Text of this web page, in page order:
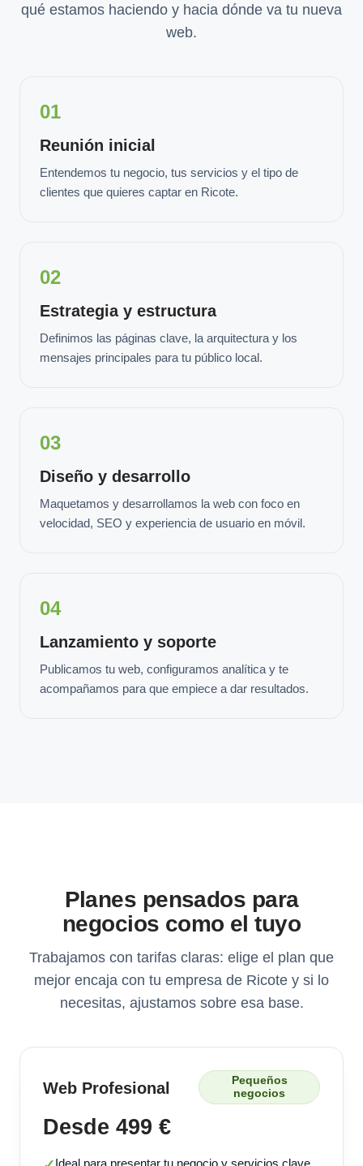
qué estamos haciendo y hacia dónde va tu nueva
web.
01
Reunión inicial
Entendemos tu negocio, tus servicios y el tipo de
clientes que quieres captar en Ricote.
02
Estrategia y estructura
Definimos las páginas clave, la arquitectura y los
mensajes principales para tu público local.
03
Diseño y desarrollo
Maquetamos y desarrollamos la web con foco en
velocidad, SEO y experiencia de usuario en móvil.
04
Lanzamiento y soporte
Publicamos tu web, configuramos analítica y te
acompañamos para que empiece a dar resultados.
Planes pensados para
negocios como el tuyo
Trabajamos con tarifas claras: elige el plan que
mejor encaja con tu empresa de Ricote y si lo
necesitas, ajustamos sobre esa base.
Web Profesional
Pequeños
negocios
Desde 499 €
Ideal para presentar tu negocio y servicios clave.